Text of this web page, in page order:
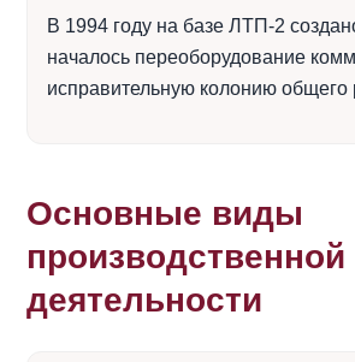
В 1994 году на базе ЛТП-2
началось переоборудование
исправительную колонию
Основные виды
производственной
деятельности